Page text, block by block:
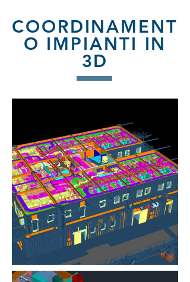
COORDINAMENT
O IMPIANTI IN
3D